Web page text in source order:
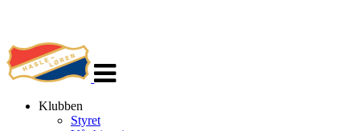
navigasjon
Klubben
Styret